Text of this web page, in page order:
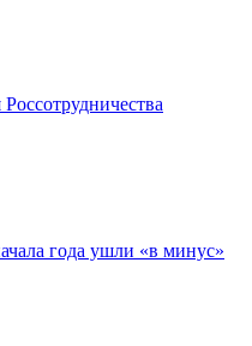
года ушли «в минус»